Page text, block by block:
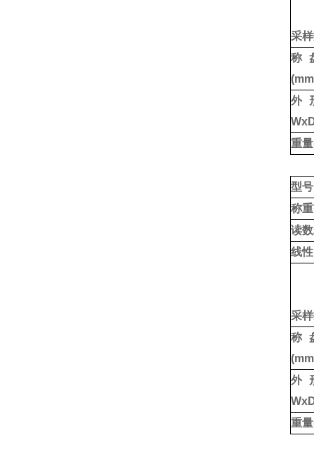
采
称
外
重量
型号
称
读
线性
采
称
外
重量